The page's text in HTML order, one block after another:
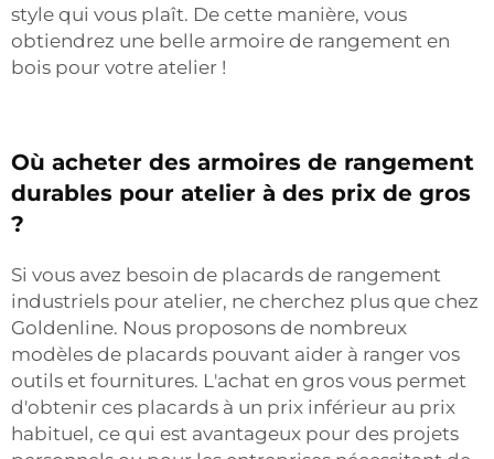
style qui vous plaît. De cette manière, vous
obtiendrez une belle armoire de rangement en
bois pour votre atelier !
Où acheter des armoires de rangement
durables pour atelier à des prix de gros
?
Si vous avez besoin de placards de rangement
industriels pour atelier, ne cherchez plus que chez
Goldenline. Nous proposons de nombreux
modèles de placards pouvant aider à ranger vos
outils et fournitures. L'achat en gros vous permet
d'obtenir ces placards à un prix inférieur au prix
habituel, ce qui est avantageux pour des projets